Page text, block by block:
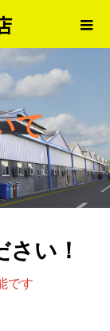
て
い！
です